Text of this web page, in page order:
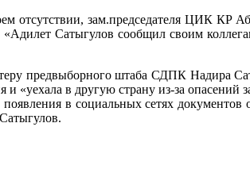
отсутствии, зам.председателя ЦИК КР
Сатыгулов сообщил своим
предвыборного штаба СДПК Надира
«уехала в другую страну из-за
в социальных сетях